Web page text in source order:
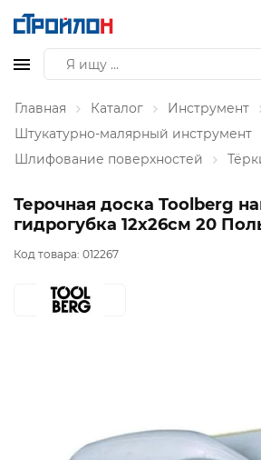
Главная Каталог
Инструмент
Штукатурно-малярный инструмент
Шлифование поверхностей
Терочная доска Toolberg
гидрогубка 12х26см 20
Код товара: 012267